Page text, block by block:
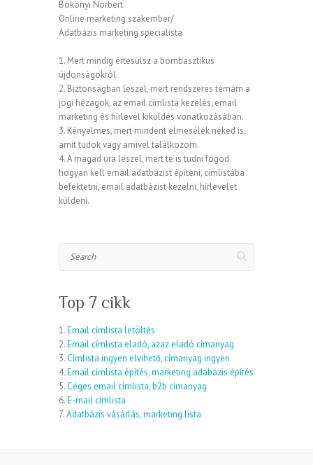
Bökönyi Norbert
Online marketing szakember/
Adatbázis marketing specialista
1. Mert mindig értesülsz a bombasztikus
újdonságokról.
2. Biztonságban leszel, mert rendszeres témám a
jogi hézagok, az email címlista kezelés, email
marketing és hírlevél kiküldés vonatkozásában.
3. Kényelmes, mert mindent elmesélek neked is,
amit tudok vagy amivel találkozom.
4. A magad ura leszel, mert te is tudni fogod
hogyan kell email adatbázist építeni, címlistába
befektetni, email adatbázist kezelni, hírlevelet
küldeni.
Top 7 cikk
1.Email címlista letöltés
2.Email címlista eladó, azaz eladó címanyag
3.Címlista ingyen elvihető, címanyag ingyen
4.Email címlista építés, marketing adabázis építés
5.Céges email címlista, b2b címanyag
6.E-mail címlista
7.Adatbázis vásárlás, marketing lista